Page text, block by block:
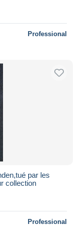
Professional
par les
collection
Professional